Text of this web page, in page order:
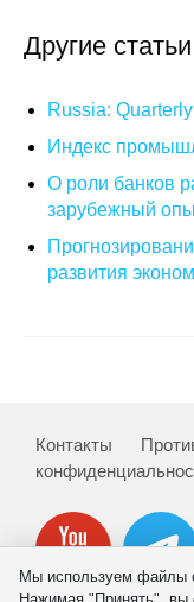
Конкурсы
Контакты
Другие
Russia:
Индекс
О роли банков
зарубежный
развития
Контакты
Мы используем файлы